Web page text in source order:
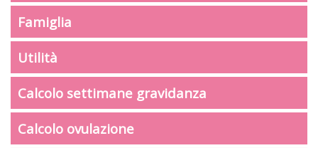
Famiglia
Utilità
Calcolo settimane gravidanza
Calcolo ovulazione